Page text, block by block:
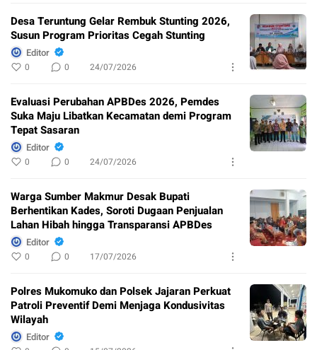
Desa Teruntung Gelar Rembuk Stunting 2026,
Susun Program Prioritas Cegah Stunting
Editor
0 0 24/07/2026
Evaluasi Perubahan APBDes 2026, Pemdes
Suka Maju Libatkan Kecamatan demi Program
Tepat Sasaran
Editor
0 0 24/07/2026
Warga Sumber Makmur Desak Bupati
Berhentikan Kades, Soroti Dugaan Penjualan
Lahan Hibah hingga Transparansi APBDes
Editor
0 0 17/07/2026
Polres Mukomuko dan Polsek Jajaran Perkuat
Patroli Preventif Demi Menjaga Kondusivitas
Wilayah
Editor